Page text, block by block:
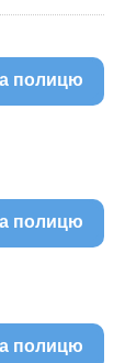
полицю
полицю
полицю